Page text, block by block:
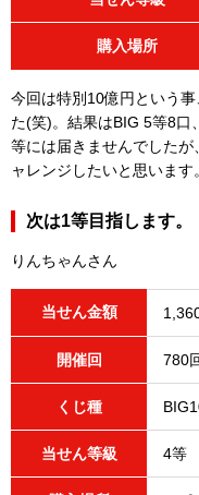
購入場所
今回は特別10億円という
た(笑)。結果はBIG 5等8
等には届きませんでした
ャレンジしたいと思います。
次は1等目指します。
りんちゃんさん
当せん金額
開催回 780
くじ種
当せん等級 4等